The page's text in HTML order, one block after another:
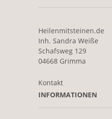
Heilenmitsteinen.de
Inh. Sandra Weiße
Schafsweg 129
04668 Grimma
Kontakt
INFORMATIONEN